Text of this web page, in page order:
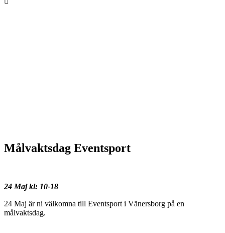
Målvaktsdag Eventsport
24 Maj kl: 10-18
24 Maj är ni välkomna till Eventsport i Vänersborg på en
målvaktsdag.